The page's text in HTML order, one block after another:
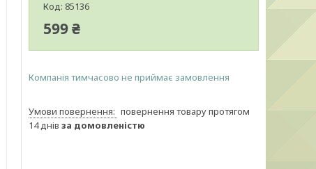
Код: 85136
599 ₴
Компанія тимчасово не приймає замовлення
повернення товару протягом
14 днів за домовленістю